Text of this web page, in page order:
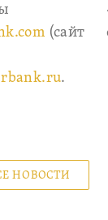
(сайт
.
НОВОСТИ